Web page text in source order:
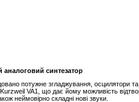
аналоговий синтезатор
потужне згладжування, осцилятори
VA1, що дає йому можливість
неймовірно складні нові звуки.